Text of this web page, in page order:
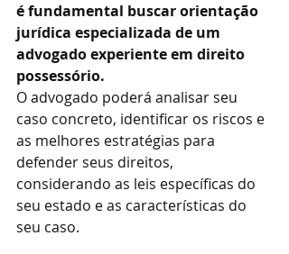
é fundamental buscar orientação
jurídica especializada de um
advogado experiente em direito
possessório.
O advogado poderá analisar seu
caso concreto, identificar os riscos e
as melhores estratégias para
defender seus direitos,
considerando as leis específicas do
seu estado e as características do
seu caso.